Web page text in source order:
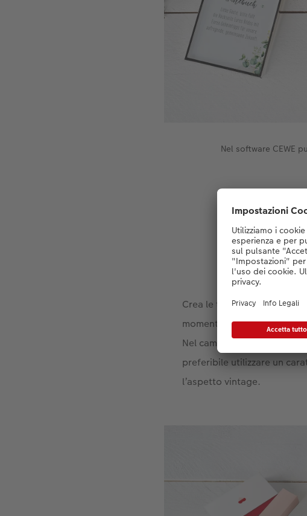
Nel software CEWE
Crea le tue stampe retrò
momenti speciali (felici).
Nel campo di testo delle
preferibile utilizzare un
l’aspetto vintage.